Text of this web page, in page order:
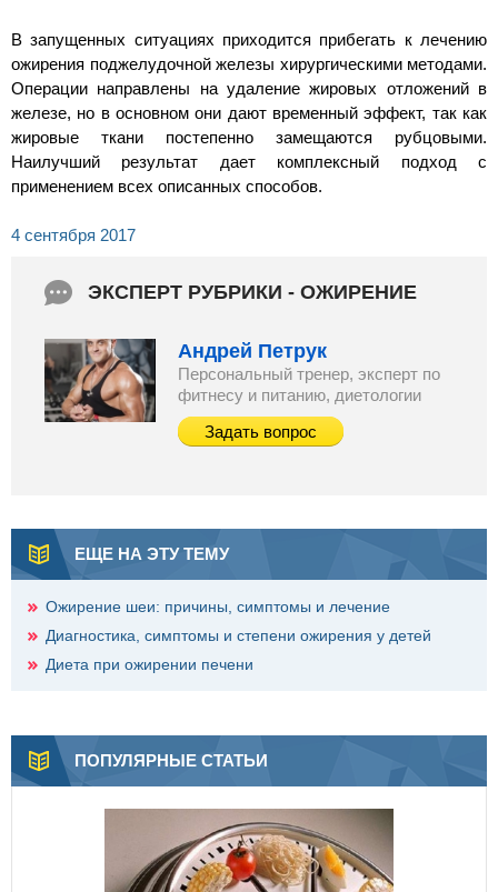
В запущенных ситуациях приходится прибегать к лечению
ожирения поджелудочной железы хирургическими методами.
Операции направлены на удаление жировых отложений в
железе, но в основном они дают временный эффект, так как
жировые ткани постепенно замещаются рубцовыми.
Наилучший результат дает комплексный подход с
применением всех описанных способов.
4 сентября 2017
ЭКСПЕРТ РУБРИКИ - ОЖИРЕНИЕ
Андрей Петрук
Персональный тренер, эксперт по
фитнесу и питанию, диетологии
Задать вопрос
ЕЩЕ НА ЭТУ ТЕМУ
Ожирение шеи: причины, симптомы и лечение
Диагностика, симптомы и степени ожирения у детей
Диета при ожирении печени
ПОПУЛЯРНЫЕ СТАТЬИ